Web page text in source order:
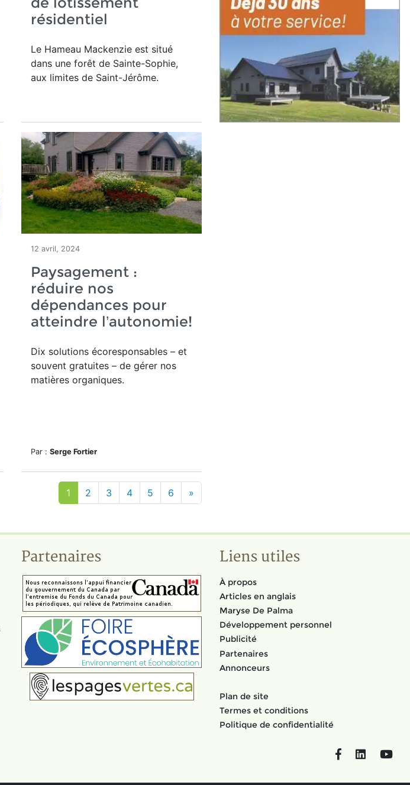
résidentiel
Le Hameau Mackenzie est situé
dans une forêt de Sainte-Sophie,
aux limites de Saint-Jérôme.
12 avril, 2024
Paysagement :
réduire nos
dépendances pour
atteindre l’autonomie!
Dix solutions écoresponsables – et
souvent gratuites – de gérer nos
matières organiques.
Par : Serge Fortier
1 2 3 4 5 6 »
Partenaires Liens utiles
À propos
Articles en anglais
Maryse De Palma
Développement personnel
Publicité
Partenaires
Annonceurs
Plan de site
Termes et conditions
Politique de confidentialité
FacebookLinkedIn